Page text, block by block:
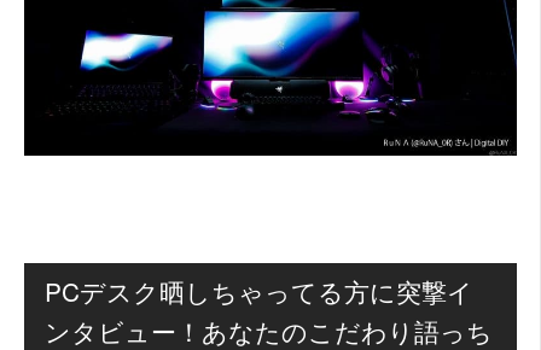
PCデスク晒しちゃってる方に突撃イ
ンタビュー！あなたのこだわり語っち